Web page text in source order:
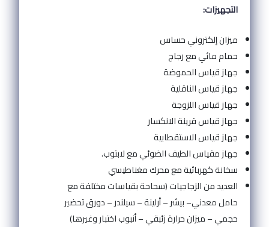
التجهيزات:
ميزان إلكتروني حساس
حمام مائي مع رجاج
جهاز قياس الحموضة
جهاز قياس الناقلية
جهاز قياس اللزوجة
جهاز قياس قرينة الانكسار
جهاز قياس الاستقطابية
جهاز مقياس الطيف الضوئي مع لابتوب.
سخانة كهربائية مع محرك مغناطيسي
العديد من الزجاجيات (سحاحة بقياسات مختلفة مع
حامل معدني– بيشر – أرلينة – سيلندر – دورق تحضير
حجمي – ميزان حرارة زئبقي – أنبوب اختبار وغيرها)